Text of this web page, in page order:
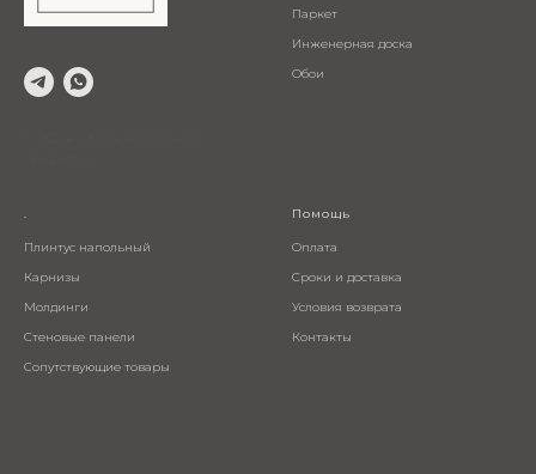
Паркет
Инженерная доска
Обои
.
Плинтус напольный
Карнизы
Молдинги
Стеновые панели
Сопутствующие товары
Помощь
Оплата
Сроки и доставка
Условия возврата
Контакты